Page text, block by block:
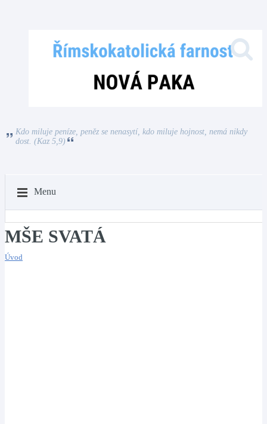
Kdo miluje peníze, peněz se nenasytí, kdo miluje hojnost, nemá nikdy
dost. (Kaz 5,9)
Menu
MŠE SVATÁ
Úvod